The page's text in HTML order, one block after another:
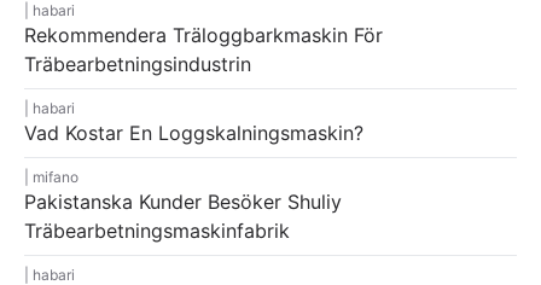
habari
Rekommendera Träloggbarkmaskin För
Träbearbetningsindustrin
habari
Vad Kostar En Loggskalningsmaskin?
mifano
Pakistanska Kunder Besöker Shuliy
Träbearbetningsmaskinfabrik
habari